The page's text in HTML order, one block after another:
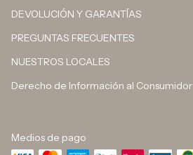
DEVOLUCIÓN Y GARANTÍAS
PREGUNTAS FRECUENTES
NUESTROS LOCALES
Derecho de Información al Consumidor
Medios de pago